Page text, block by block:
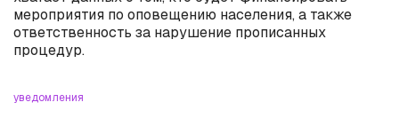
мероприятия по оповещению населения, а также
ответственность за нарушение прописанных
процедур.
уведомления